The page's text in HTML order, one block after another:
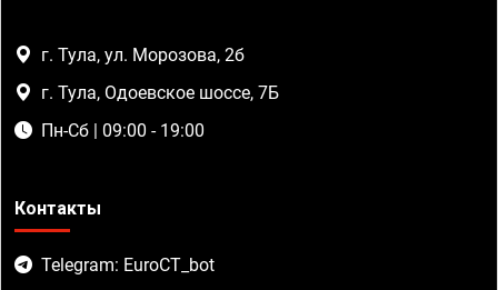
г. Тула, ул. Морозова, 2б
г. Тула, Одоевское шоссе, 7Б
Пн-Сб | 09:00 - 19:00
Контакты
Telegram: EuroCT_bot